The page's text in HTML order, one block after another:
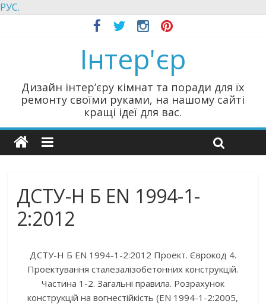
РУС.
Інтер'єр
Дизайн інтер’єру кімнат та поради для їх
ремонту своїми руками, на нашому сайті
кращі ідеї для вас.
ДСТУ-Н Б EN 1994-1-
2:2012
ДСТУ-Н Б EN 1994-1-2:2012 Проект. Єврокод 4.
Проектування сталезалізобетонних конструкцій.
Частина 1-2. Загальні правила. Розрахунок
конструкцій на вогнестійкість (EN 1994-1-2:2005,